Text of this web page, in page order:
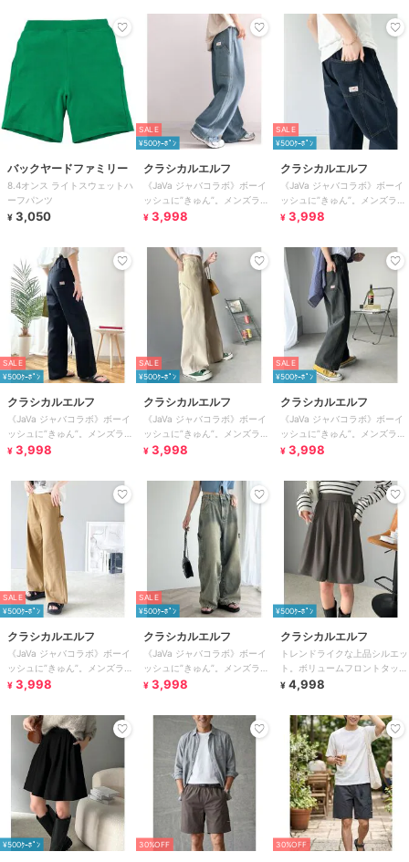
バックヤードファミリー
8.4オンス ライトスウェットハ
ーフパンツ
¥ 3,050
SALE
¥500ｸｰﾎﾟﾝ
クラシカルエルフ
《JaVa ジャバコラボ》ボーイ
ッシュに”きゅん”。メンズライ
クペインターパンツ
¥ 3,998
SALE
¥500ｸｰﾎﾟﾝ
クラシカルエルフ
《JaVa ジャバコラボ》ボーイ
ッシュに”きゅん”。メンズライ
クペインターパンツ
¥ 3,998
SALE
¥500ｸｰﾎﾟﾝ
クラシカルエルフ
《JaVa ジャバコラボ》ボーイ
ッシュに”きゅん”。メンズライ
クペインターパンツ
¥ 3,998
SALE
¥500ｸｰﾎﾟﾝ
クラシカルエルフ
《JaVa ジャバコラボ》ボーイ
ッシュに”きゅん”。メンズライ
クペインターパンツ
¥ 3,998
SALE
¥500ｸｰﾎﾟﾝ
クラシカルエルフ
《JaVa ジャバコラボ》ボーイ
ッシュに”きゅん”。メンズライ
クペインターパンツ
¥ 3,998
SALE
¥500ｸｰﾎﾟﾝ
クラシカルエルフ
《JaVa ジャバコラボ》ボーイ
ッシュに”きゅん”。メンズライ
クペインターパンツ
¥ 3,998
SALE
¥500ｸｰﾎﾟﾝ
クラシカルエルフ
《JaVa ジャバコラボ》ボーイ
ッシュに”きゅん”。メンズライ
クペインターパンツ
¥ 3,998
¥500ｸｰﾎﾟﾝ
クラシカルエルフ
トレンドライクな上品シルエッ
ト。ボリュームフロントタック
キュロットパンツ
¥ 4,998
¥500ｸｰﾎﾟﾝ 30%OFF 30%OFF